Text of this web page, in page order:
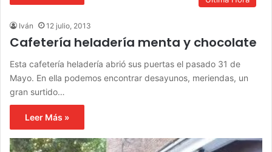
Iván 12 julio, 2013
Cafetería heladería menta y chocolate
Esta cafetería heladería abrió sus puertas el pasado 31 de
Mayo. En ella podemos encontrar desayunos, meriendas, un
gran surtido…
Leer Más »